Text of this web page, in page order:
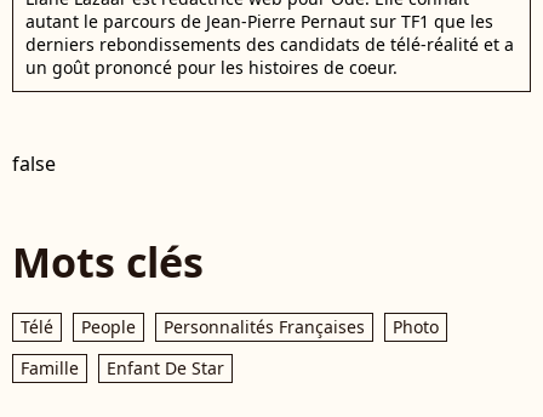
autant le parcours de Jean-Pierre Pernaut sur TF1 que les
derniers rebondissements des candidats de télé-réalité et a
un goût prononcé pour les histoires de coeur.
false
Mots clés
Télé People Personnalités Françaises
Photo
Famille
Enfant De Star